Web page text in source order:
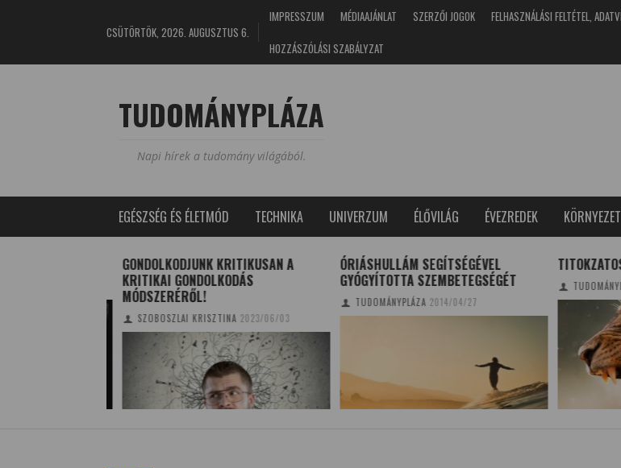
CSÜTÖRTÖK, 2026. AUGUSZTUS 6.
IMPRESSZUM MÉDIAAJÁNLAT SZERZŐI JOGOK
FELHASZNÁLÁSI FELTÉTEL,
HOZZÁSZÓLÁSI SZABÁLYZAT
TUDOMÁNYPLÁZA
Napi hírek a tudomány világából.
EGÉSZSÉG ÉS ÉLETMÓD TECHNIKA UNIVERZUM ÉLŐVILÁG ÉVEZREDEK KÖRNYEZET
GONDOLKODJUNK KRITIKUSAN A
KRITIKAI GONDOLKODÁS
MÓDSZERÉRŐL!
SZOBOSZLAI KRISZTINA 2023/06/03
ÓRIÁSHULLÁM SEGÍTSÉGÉVEL
GYÓGYÍTOTTA SZEMBETEGSÉGÉT
TUDOMÁNYPLÁZA 2014/04/27